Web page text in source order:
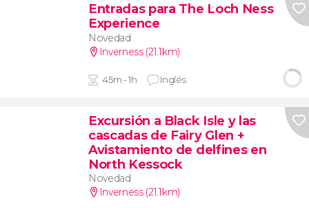
Entradas para The Loch Ness
Experience
Novedad
Inverness (21.1km)
45m - 1h Inglés
Excursión a Black Isle y las
cascadas de Fairy Glen +
Avistamiento de delfines en
North Kessock
Novedad
Inverness (21.1km)